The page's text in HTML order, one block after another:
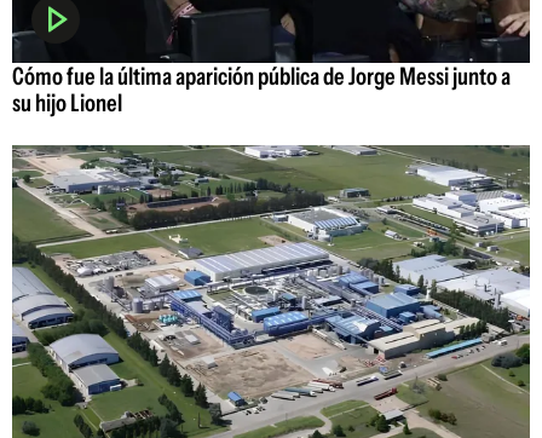
Cómo fue la última aparición pública de Jorge Messi junto a
su hijo Lionel